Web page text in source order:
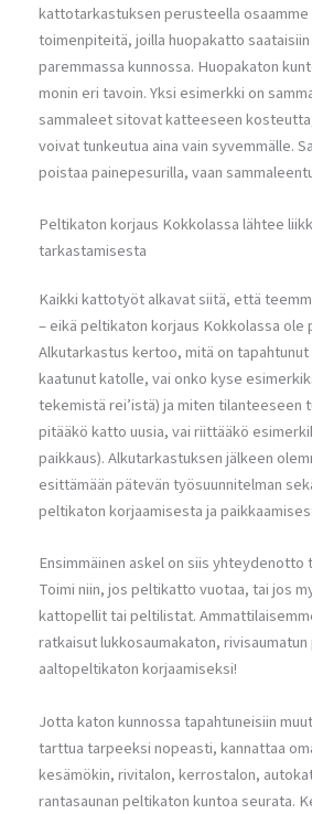
kattotarkastuksen perusteella
toimenpiteitä, joilla huopakatto
paremmassa kunnossa. Huopakaton
monin eri tavoin. Yksi esimerkki on
sammaleet sitovat katteeseen
voivat tunkeutua aina vain syvemmälle.
poistaa painepesurilla, vaan
Peltikaton korjaus Kokkolassa lähtee
tarkastamisesta
Kaikki kattotyöt alkavat siitä, että
– eikä peltikaton korjaus Kokkolassa ole
Alkutarkastus kertoo, mitä on tapahtunut
kaatunut katolle, vai onko kyse
tekemistä rei’istä) ja miten tilanteeseen
pitääkö katto uusia, vai riittääkö
paikkaus). Alkutarkastuksen jälkeen
esittämään pätevän työsuunnitelman
peltikaton korjaamisesta ja
Ensimmäinen askel on siis yhteydenotto
Toimi niin, jos peltikatto vuotaa, tai jos
kattopellit tai peltilistat.
ratkaisut lukkosaumakaton,
aaltopeltikaton korjaamiseksi!
Jotta katon kunnossa tapahtuneisiin
tarttua tarpeeksi nopeasti, kannattaa
kesämökin, rivitalon, kerrostalon,
rantasaunan peltikaton kuntoa seurata.